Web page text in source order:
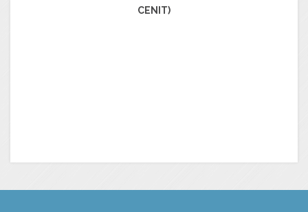
CENIT)